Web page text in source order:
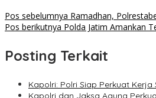
Pos sebelumnya Ramadhan,
Pos berikutnya Polda Jatim Amankan
Posting Terkait
Kapolri: Polri Siap Perkuat
Kapolri dan Jaksa Agung